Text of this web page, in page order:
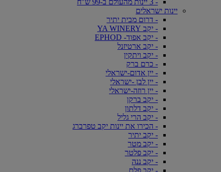
- 3 יינות מהעולם ב-99 ש"ח
יינות ישראלים
- דרום מבית יתיר
- יקב YA WINERY
- יקב אפוד- EPHOD
- יקב ארטיזנל
- יקב ויתקין
- כרם ברק
- יין אדום-ישראלי
- יין לבן -ישראלי
- יין רוזה-ישראלי
- יקב ברקן
- יקב דלתון
- יקב הרי גליל
- הכירו את יינות יקב טפרברג
- יקב יתיר
- יקב מטר
- יקב פלטר
- יקב ננה
- יקב פלם